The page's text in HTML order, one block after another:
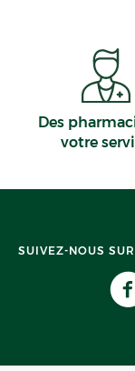
Des
votre
SUIVEZ-NOUS